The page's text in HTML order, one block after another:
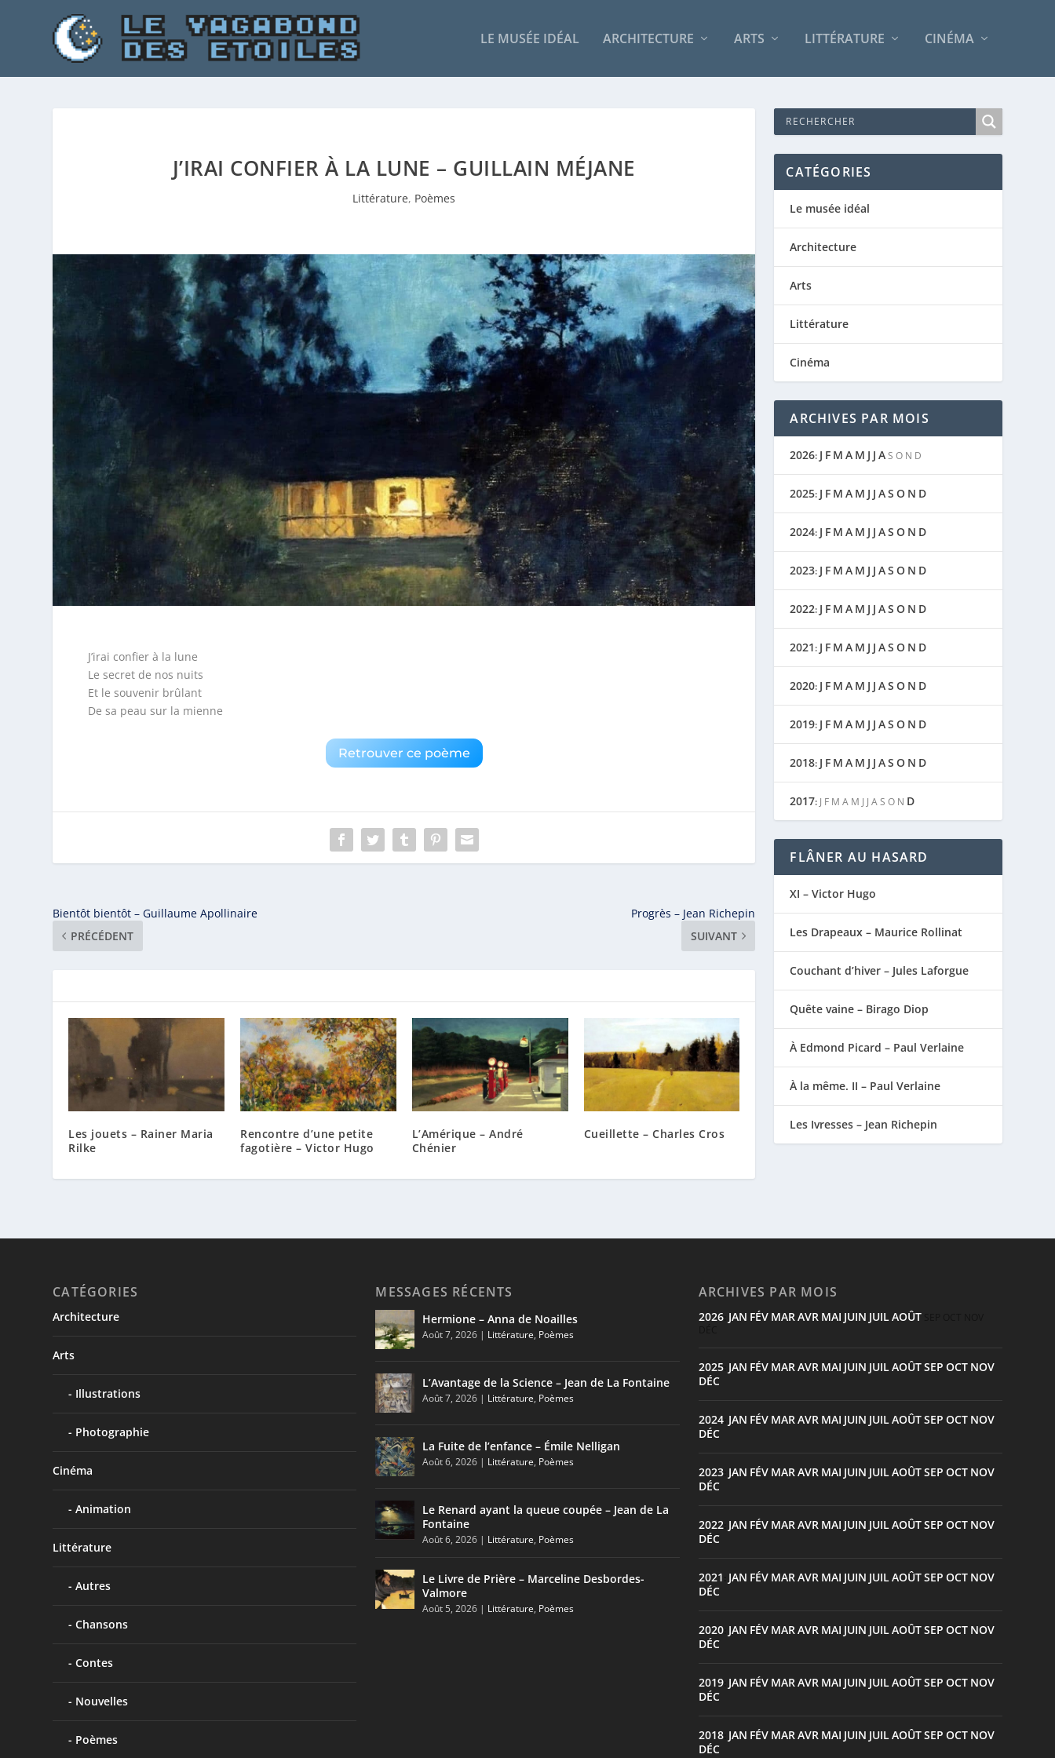
LE MUSÉE IDÉAL ARCHITECTURE ARTS LITTÉRATURE CINÉMA
J’IRAI CONFIER À LA LUNE – GUILLAIN MÉJANE
Littérature, Poèmes
J’irai confier à la lune
Le secret de nos nuits
Et le souvenir brûlant
De sa peau sur la mienne
Retrouver ce poème
Bientôt bientôt – Guillaume Apollinaire
PRÉCÉDENT
Progrès – Jean Richepin
SUIVANT
Les jouets – Rainer Maria
Rilke
Rencontre d’une petite
fagotière – Victor Hugo
L’Amérique – André
Chénier
Cueillette – Charles Cros
CATÉGORIES
Le musée idéal
Architecture
Arts
Littérature
Cinéma
ARCHIVES PAR MOIS
2026: J F M A M J J AS O N D
2025: J F M A M J J AS O N D
2024: J F M A M J J AS O N D
2023: J F M A M J J AS O N D
2022: J F M A M J J AS O N D
2021: J F M A M J J AS O N D
2020: J F M A M J J AS O N D
2019: J F M A M J J AS O N D
2018: J F M A M J J AS O N D
2017: J F M A M J J AS O N D
FLÂNER AU HASARD
XI – Victor Hugo
Les Drapeaux – Maurice Rollinat
Couchant d’hiver – Jules Laforgue
Quête vaine – Birago Diop
À Edmond Picard – Paul Verlaine
À la même. II – Paul Verlaine
Les Ivresses – Jean Richepin
CATÉGORIES
Architecture
Arts
Illustrations
Photographie
Cinéma
Animation
Littérature
Autres
Chansons
Contes
Nouvelles
Poèmes
MESSAGES RÉCENTS
Hermione – Anna de Noailles
Août 7, 2026 | Littérature, Poèmes
L’Avantage de la Science – Jean de La Fontaine
Août 7, 2026 | Littérature, Poèmes
La Fuite de l’enfance – Émile Nelligan
Août 6, 2026 | Littérature, Poèmes
Le Renard ayant la queue coupée – Jean de La
Fontaine
Août 6, 2026 | Littérature, Poèmes
Le Livre de Prière – Marceline Desbordes-
Valmore
Août 5, 2026 | Littérature, Poèmes
ARCHIVES PAR MOIS
2026: JAN FÉV MARAVR MAI JUIN JUILAOÛT
2025: JAN FÉV MARAVR MAI JUIN JUILAOÛTSEP OCT NOV
DÉC
2024: JAN FÉV MARAVR MAI JUIN JUILAOÛTSEP OCT NOV
DÉC
2023: JAN FÉV MARAVR MAI JUIN JUILAOÛTSEP OCT NOV
DÉC
2022: JAN FÉV MARAVR MAI JUIN JUILAOÛTSEP OCT NOV
DÉC
2021 JAN FÉV MARAVR MAI JUIN JUILAOÛTSEP OCT NOV
DÉC
2020: JAN FÉV MARAVR MAI JUIN JUILAOÛTSEP OCT NOV
DÉC
2019: JAN FÉV MARAVR MAI JUIN JUILAOÛTSEP OCT NOV
DÉC
2018: JAN FÉV MARAVR MAI JUIN JUILAOÛTSEP OCT NOV
DÉC